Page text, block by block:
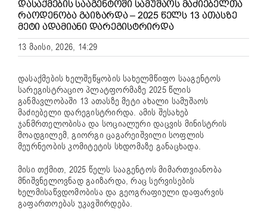
ᲓᲐᲡᲐᲥᲛᲔᲑᲘᲡ ᲡᲐᲐᲒᲔᲜᲢᲝᲨᲘ ᲡᲐᲛᲣᲨᲐᲝᲡ ᲛᲐᲫᲘᲔᲑᲔᲚᲗᲐ
ᲠᲐᲝᲓᲔᲜᲝᲑᲐ ᲒᲐᲘᲖᲐᲠᲓᲐ – 2025 ᲬᲔᲚᲡ 13 ᲐᲗᲐᲡᲖᲔ
ᲛᲔᲢᲘ ᲐᲓᲐᲛᲘᲐᲜᲘ ᲓᲐᲠᲔᲒᲘᲡᲢᲠᲘᲠᲓᲐ
13 მაისი, 2026, 14:29
დასაქმების ხელშეწყობის სახელმწიფო სააგენტოს
სარეგისტრაციო პლატფორმაზე 2025 წლის
განმავლობაში 13 ათასზე მეტი ახალი სამუშაოს
მაძიებელი დარეგისტრირდა. ამის შესახებ
ჯანმრთელობისა და სოციალური დაცვის მინისტრის
მოადგილემ,გიორგი ცაგარეიშვილისოფლის
მეურნეობის კომიტეტის სხდომაზე განაცხადა.
მისი თქმით, 2025 წელს სააგენტოს მიმართვიანობა
მნიშვნელოვნად გაიზარდა, რაც სერვისების
ხელმისაწვდომობისა და გეოგრაფიული დაფარვის
გაფართოებას უკავშირდება.